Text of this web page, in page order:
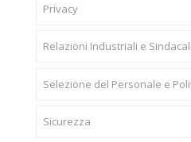
Privacy
Relazioni Industriali e Sindacali
Selezione del Personale e
Sicurezza